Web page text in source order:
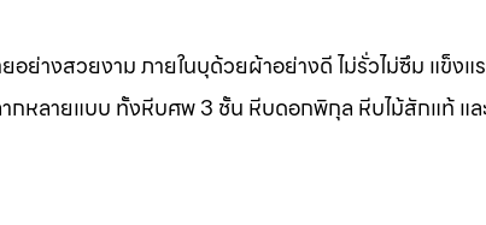
ย่างสวยงาม ภายในบุด้วยผ้าอย่างดี ไม่รั่วไม่ซึม แข็งแ
ากหลายแบบ ทั้งหีบศพ 3 ชั้น หีบดอกพิกุล หีบไม้สักแท้ แ